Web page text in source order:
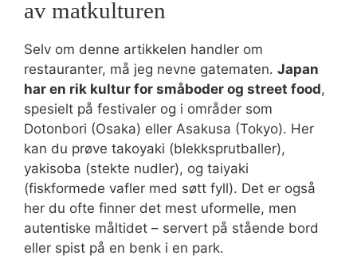
av matkulturen
Selv om denne artikkelen handler om
restauranter, må jeg nevne gatematen. Japan
har en rik kultur for småboder og street food,
spesielt på festivaler og i områder som
Dotonbori (Osaka) eller Asakusa (Tokyo). Her
kan du prøve takoyaki (blekksprutballer),
yakisoba (stekte nudler), og taiyaki
(fiskformede vafler med søtt fyll). Det er også
her du ofte finner det mest uformelle, men
autentiske måltidet – servert på stående bord
eller spist på en benk i en park.